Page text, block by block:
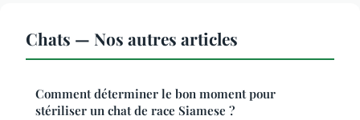
Chats — Nos autres articles
Comment déterminer le bon moment pour
stériliser un chat de race Siamese ?